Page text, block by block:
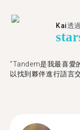
Kai透
star
"Tandem是我最喜愛
以找到夥伴進行語言